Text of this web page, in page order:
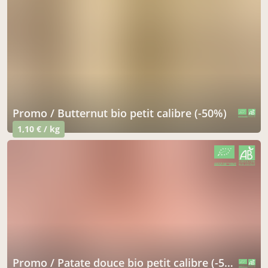
Promo / Butternut bio petit calibre (-50%)
1,10 € / kg
Promo / Patate douce bio petit calibre (-50%)
CERTIFIÉ PAR FR-BIO-09
AGRICULTURE FRANCE